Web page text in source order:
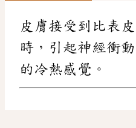
皮膚接受到比表
時，引起神經衝
的冷熱感覺。